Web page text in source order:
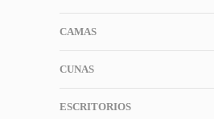
CAMAS
CUNAS
ESCRITORIOS